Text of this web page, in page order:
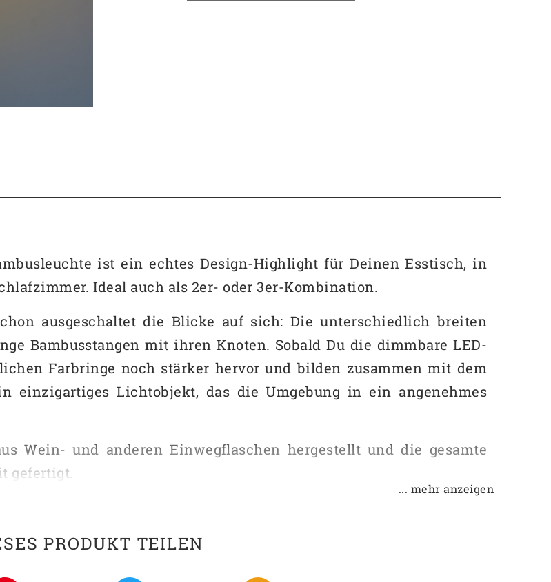
ist ein echtes Design-Highlight für Deinen Esstisch, in
Ideal auch als 2er- oder 3er-Kombination.
ausgeschaltet die Blicke auf sich: Die unterschiedlich breiten
Bambusstangen mit ihren Knoten. Sobald Du die dimmbare LED-
Farbringe noch stärker hervor und bilden zusammen mit dem
einzigartiges Lichtobjekt, das die Umgebung in ein angenehmes
Wein- und anderen Einwegflaschen hergestellt und die gesamte
gefertigt.
direkt mit Dir in Verbindung. Du solltest beschreiben, in
Nach Deiner Bestätigung treffen die Lampen dann in ca. 4
... mehr anzeigen
PRODUKT TEILEN